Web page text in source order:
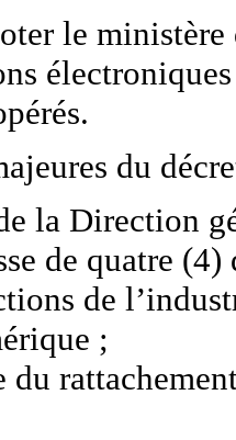
le
du
la Direction
de quatre
de
;
du